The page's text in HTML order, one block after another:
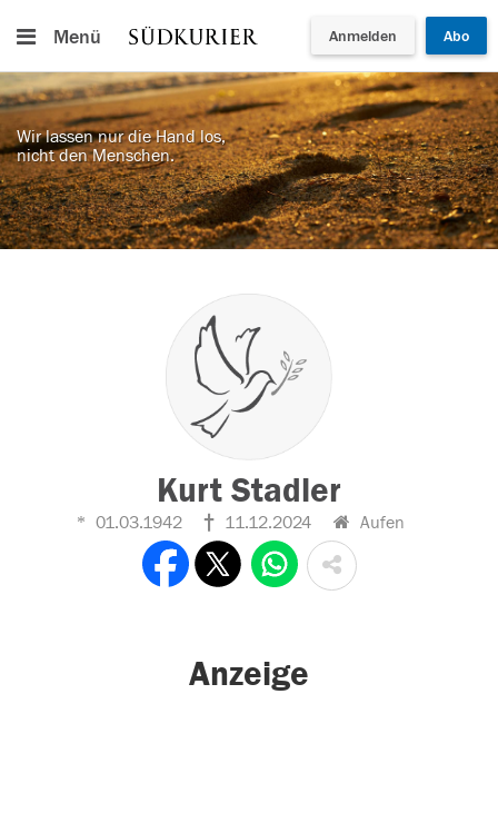
Menü Anmelden Abo
Wir lassen nur die Hand los,
nicht den Menschen.
Kurt Stadler
01.03.1942 11.12.2024 Aufen
Anzeige